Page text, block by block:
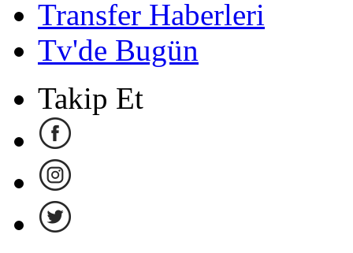
Transfer Haberleri
Tv'de Bugün
Takip Et